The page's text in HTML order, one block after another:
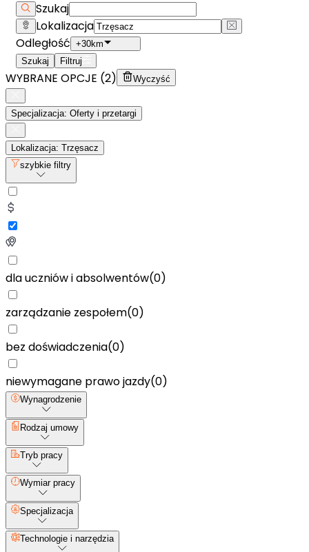
Szukaj
Lokalizacja
Odległość +30km
Szukaj
Filtruj
WYBRANE OPCJE (2) Wyczyść
Specjalizacja: Oferty i przetargi
Lokalizacja: Trzęsacz
szybkie filtry
dla uczniów i absolwentów(0)
zarządzanie zespołem(0)
bez doświadczenia(0)
niewymagane prawo jazdy(0)
Wynagrodzenie
Rodzaj umowy
Tryb pracy
Wymiar pracy
Specjalizacja
Technologie i narzędzia